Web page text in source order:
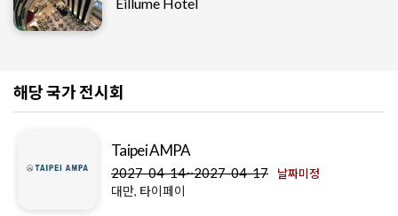
해당 국가 전시회
Taipei AMPA
2027-04-14~2027-04-17 날짜미정
대만, 타이페이